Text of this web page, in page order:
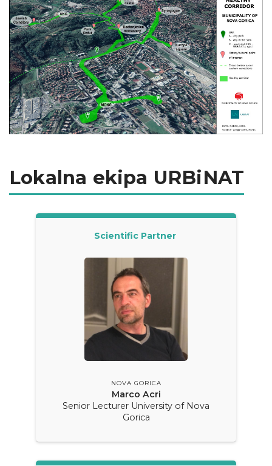
Lokalna ekipa URBiNAT
Scientific Partner
NOVA GORICA
Marco Acri
Senior Lecturer University of Nova
Gorica